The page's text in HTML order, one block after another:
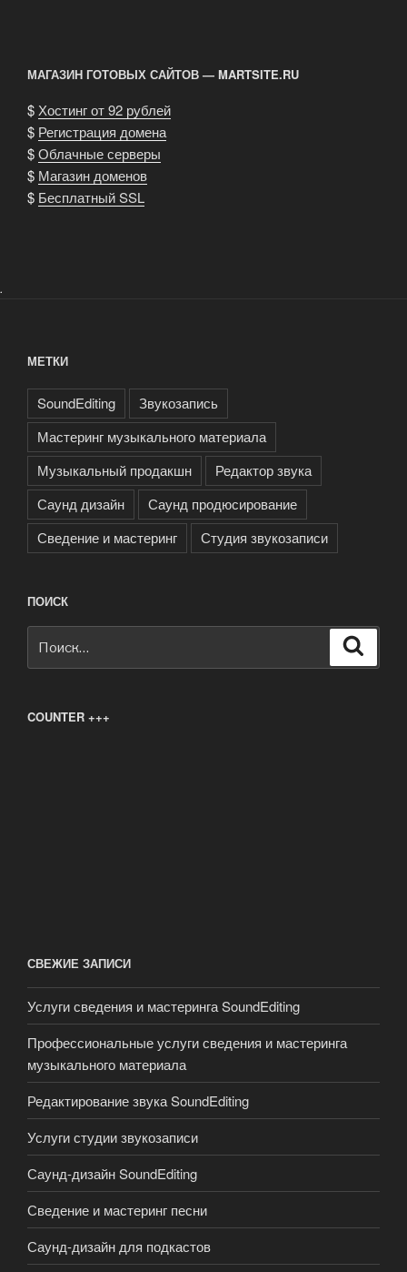
МАГАЗИН ГОТОВЫХ САЙТОВ — MARTSITE.RU
$ Хостинг от 92 рублей
$ Регистрация домена
$Облачные серверы
$ Магазин доменов
$ Бесплатный SSL
.
МЕТКИ
SoundEditing
Звукозапись
Мастеринг музыкального материала
Музыкальный продакшн
Редактор звука
Саунд дизайн
Саунд продюсирование
Сведение и мастеринг
Студия звукозаписи
ПОИСК
COUNTER +++
СВЕЖИЕ ЗАПИСИ
Услуги сведения и мастеринга SoundEditing
Профессиональные услуги сведения и мастеринга
музыкального материала
Редактирование звука SoundEditing
Услуги студии звукозаписи
Саунд-дизайн SoundEditing
Сведение и мастеринг песни
Саунд-дизайн для подкастов